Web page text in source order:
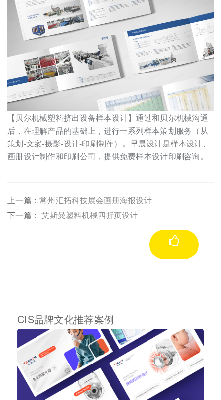
【贝尔机械塑料挤出设备样本设计】通过和贝尔机械沟通
后，在理解产品的基础上，进行一系列样本策划服务（从
策划-文案-摄影-设计-印刷制作）。早晨设计是样本设计、
画册设计制作和印刷公司，提供免费样本设计印刷咨询。
上一篇：常州汇拓科技展会画册海报设计
下一篇：艾斯曼塑料机械四折页设计
--
CIS品牌文化推荐案例